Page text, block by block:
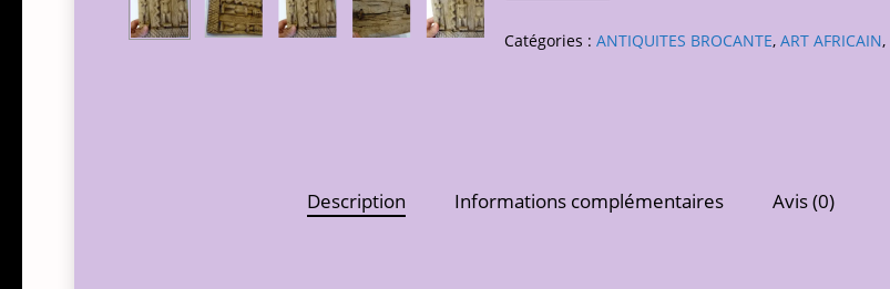
Catégories :ANTIQUITES BROCANTE,ART AFRICAIN,
Description Informations complémentaires Avis (0)